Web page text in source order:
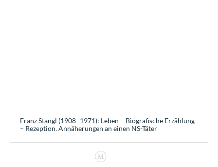
Franz Stangl (1908–1971): Leben – Biografische Erzählung
– Rezeption. Annäherungen an einen NS-Täter